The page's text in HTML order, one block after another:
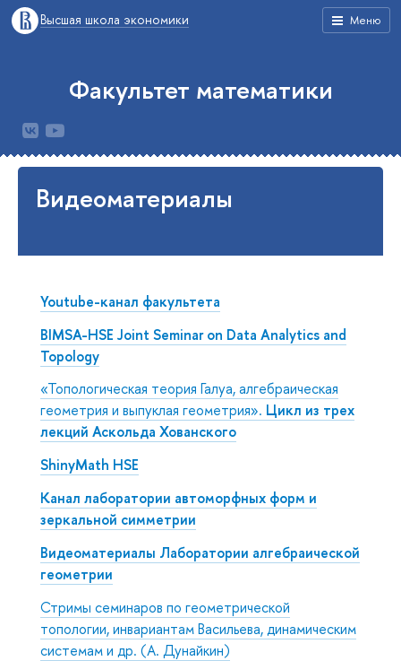
Меню
Высшая школа экономики
Факультет математики
Видеоматериалы
Youtube-канал факультета
BIMSA-HSE Joint Seminar on Data Analytics and
Topology
«Топологическая теория Галуа, алгебраическая
геометрия и выпуклая геометрия». Цикл из трех
лекций Аскольда Хованского
ShinyMath HSE
Канал лаборатории автоморфных форм и
зеркальной симметрии
Видеоматериалы Лаборатории алгебраической
геометрии
Стримы семинаров по геометрической
топологии, инвариантам Васильева, динамическим
системам и др. (А. Дунайкин)